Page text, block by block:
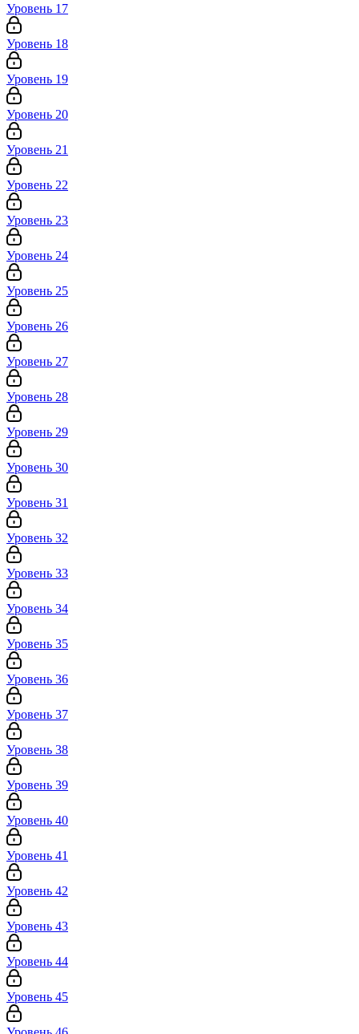
Уровень 17
Уровень 18
Уровень 19
Уровень 20
Уровень 21
Уровень 22
Уровень 23
Уровень 24
Уровень 25
Уровень 26
Уровень 27
Уровень 28
Уровень 29
Уровень 30
Уровень 31
Уровень 32
Уровень 33
Уровень 34
Уровень 35
Уровень 36
Уровень 37
Уровень 38
Уровень 39
Уровень 40
Уровень 41
Уровень 42
Уровень 43
Уровень 44
Уровень 45